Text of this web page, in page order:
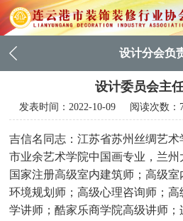
设计分会负
设计委员会主
发表时间： 2022-10-09阅读次数：
吉信名同志：江苏省苏州丝绸艺术
市业余艺术学院中国画专业，兰州
国家注册高级室内建筑师；高级
环境规划师；高级心理咨询师；
学讲师；酷家乐商学院高级讲师；